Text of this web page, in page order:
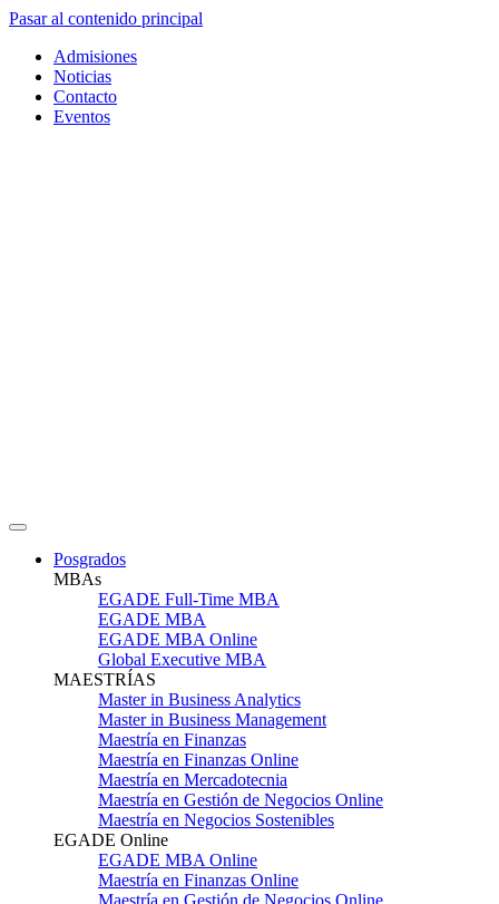
Pasar al contenido principal
Admisiones
Noticias
Contacto
Eventos
Posgrados
MBAs
EGADE Full-Time MBA
EGADE MBA
EGADE MBA Online
Global Executive MBA
MAESTRÍAS
Master in Business Analytics
Master in Business Management
Maestría en Finanzas
Maestría en Finanzas Online
Maestría en Mercadotecnia
Maestría en Gestión de Negocios Online
Maestría en Negocios Sostenibles
EGADE Online
EGADE MBA Online
Maestría en Finanzas Online
Maestría en Gestión de Negocios Online